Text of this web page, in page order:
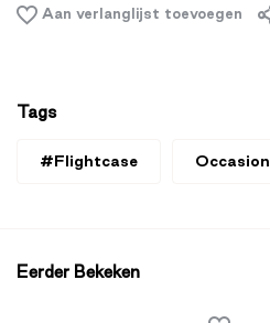
Aan verlanglijst toevoegen
Tags
#Flightcase Occasion
Eerder Bekeken